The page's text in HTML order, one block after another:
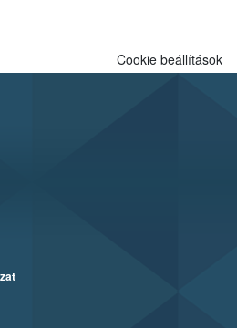
Cookie beállítások